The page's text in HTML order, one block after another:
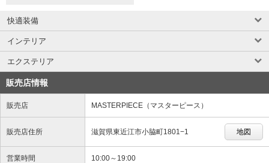
快適装備
インテリア
エクステリア
販売店情報
販売店 MASTERPIECE（マスターピース）
販売店住所 滋賀県東近江市小脇町1801−1 地図
営業時間 10:00～19:00